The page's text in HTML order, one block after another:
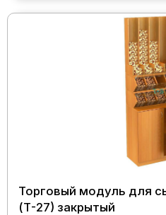
Торговый модуль для
(Т-27) закрытый